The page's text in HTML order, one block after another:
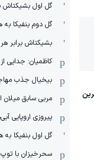
گل اول بشیکتاش
گل دوم بنفیکا به
بشیکتاش برابر هرادک
کاظمیان: جدایی
بیخیال جذب
مربی سابق میلان
پیروزی اروپایی
گل اول بنفیکا به
سحرخیزان با